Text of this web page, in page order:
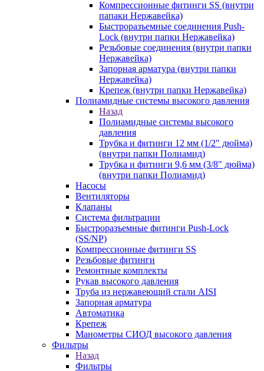
Компрессионные фитинги SS (внутри
папаки Нержавейка)
Быстроразъемные соединения Push-
Lock (внутри папки Нержавейка)
Резьбовые соединения (внутри папки
Нержавейка)
Запорная арматура (внутри папки
Нержавейка)
Крепеж (внутри папки Нержавейка)
Полиамидные системы высокого давления
Назад
Полиамидные системы высокого
давления
Трубка и фитинги 12 мм (1/2" дюйма)
(внутри папки Полиамид)
Трубка и фитинги 9,6 мм (3/8" дюйма)
(внутри папки Полиамид)
Насосы
Вентиляторы
Клапаны
Система фильтрации
Быстроразъемные фитинги Push-Lock
(SS/NP)
Компрессионные фитинги SS
Резьбовые фитинги
Ремонтные комплекты
Рукав высокого давления
Труба из нержавеющий стали AISI
Запорная арматура
Автоматика
Крепеж
Манометры СИОД высокого давления
Фильтры
Назад
Фильтры